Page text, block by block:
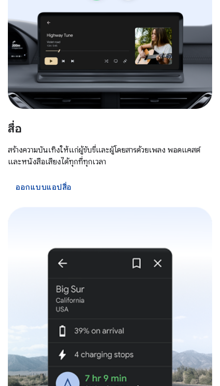
สื่อ
สร้างความบันเทิงให้แก่ผู้ขับขี่และผู้โดยสารด้วยเพลง พอดแคสต์
และหนังสือเสียงได้ทุกที่ทุกเวลา
ออกแบบแอปสื่อ